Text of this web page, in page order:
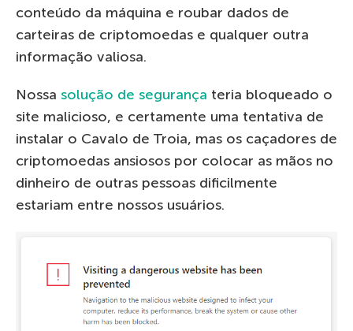
conteúdo da máquina e roubar dados de
carteiras de criptomoedas e qualquer outra
informação valiosa.
Nossa solução de segurança teria bloqueado o
site malicioso, e certamente uma tentativa de
instalar o Cavalo de Troia, mas os caçadores de
criptomoedas ansiosos por colocar as mãos no
dinheiro de outras pessoas dificilmente
estariam entre nossos usuários.